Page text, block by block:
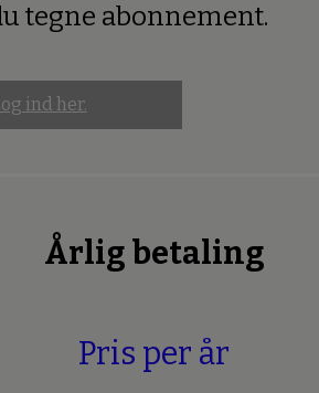
tegne abonnement.
ind her.
Årlig betaling
Pris per år